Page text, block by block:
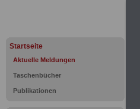
Startseite
Aktuelle Meldungen
Taschenbücher
Publikationen